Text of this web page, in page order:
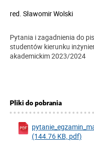
red. Sławomir Wolski
Pytania i zagadnienia do
studentów kierunku
akademickim 2023/2024
Pliki do pobrania
(144.76 KB, pdf)